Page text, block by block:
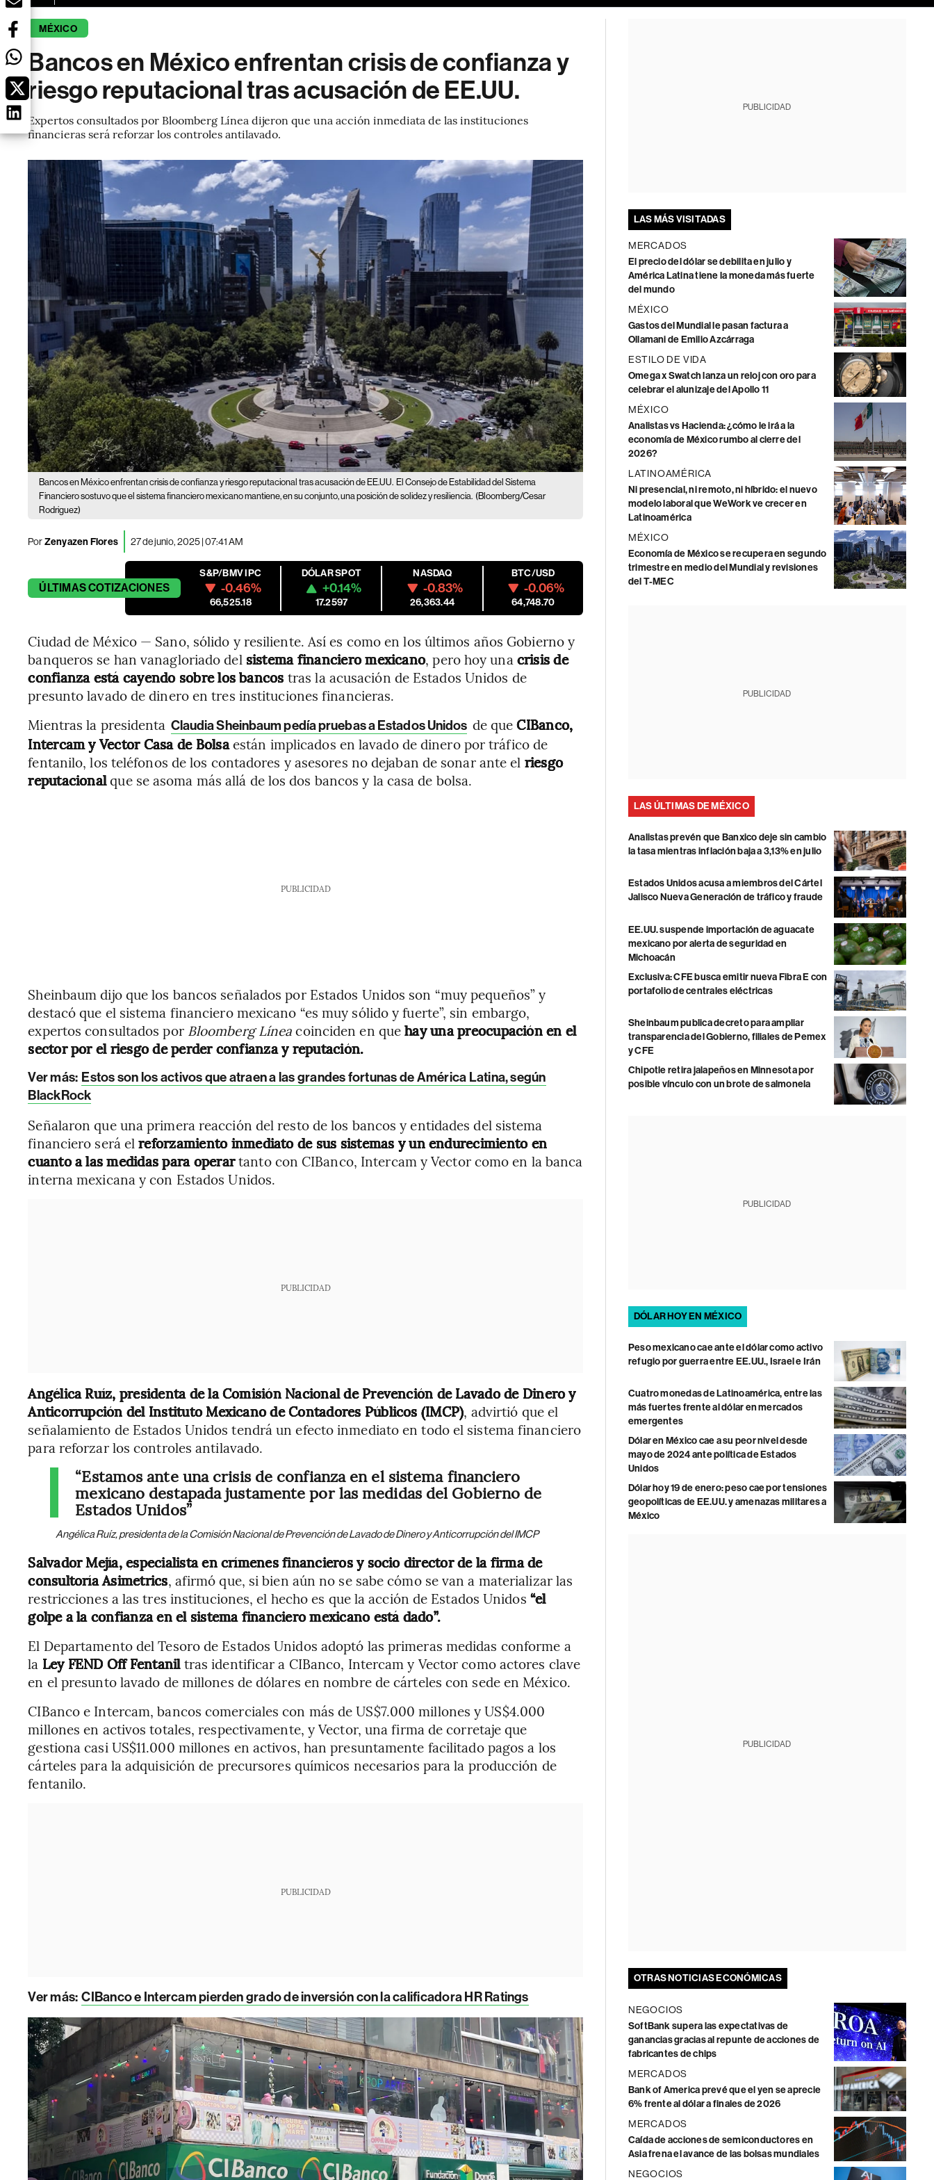
MÉXICO
Bancos en México enfrentan crisis de confianza y
riesgo reputacional tras acusación de EE.UU.
Expertos consultados por Bloomberg Línea dijeron que una acción inmediata de las instituciones
financieras será reforzar los controles antilavado.
Bancos en México enfrentan crisis de confianza y riesgo reputacional tras acusación de EE.UU. El Consejo de Estabilidad del Sistema
Financiero sostuvo que el sistema financiero mexicano mantiene, en su conjunto, una posición de solidez y resiliencia. (Bloomberg/Cesar
Rodriguez)
PorZenyazen Flores 27 de junio, 2025 | 07:41 AM
ÚLTIMASCOTIZACIONES
S&P/BMV IPC
-0.46%
66,525.18
DÓLAR SPOT
+0.14%
17.2597
NASDAQ
-0.83%
26,363.44
BTC/USD
-0.06%
64,748.70
Ciudad de México — Sano, sólido y resiliente. Así es como en los últimos años Gobierno y
banqueros se han vanagloriado del sistema financiero mexicano, pero hoy una crisis de
confianza está cayendo sobre los bancos tras la acusación de Estados Unidos de
presunto lavado de dinero en tres instituciones financieras.
Mientras la presidenta Claudia Sheinbaum pedía pruebas a Estados Unidos de queCIBanco,
Intercam y Vector Casa de Bolsaestán implicados en lavado de dinero por tráfico de
fentanilo, los teléfonos de los contadores y asesores no dejaban de sonar ante el riesgo
reputacionalque se asoma más allá de los dos bancos y la casa de bolsa.
PUBLICIDAD
Sheinbaum dijo que los bancos señalados por Estados Unidos son “muy pequeños” y
destacó que el sistema financiero mexicano “es muy sólido y fuerte”, sin embargo,
expertos consultados por Bloomberg Líneacoinciden en quehay una preocupación en el
sector por el riesgo de perder confianza y reputación.
Ver más: Estos son los activos que atraen a las grandes fortunas de América Latina, según
BlackRock
Señalaron que una primera reacción del resto de los bancos y entidades del sistema
financiero será elreforzamiento inmediato de sus sistemas y un endurecimiento en
cuanto a las medidas para operartanto con CIBanco, Intercam y Vector como en la banca
interna mexicana y con Estados Unidos.
PUBLICIDAD
Angélica Ruíz, presidenta de la Comisión Nacional de Prevención de Lavado de Dinero y
Anticorrupción del Instituto Mexicano de Contadores Públicos (IMCP), advirtió que el
señalamiento de Estados Unidos tendrá un efecto inmediato en todo el sistema financiero
para reforzar los controles antilavado.
“Estamos ante una crisis de confianza en el sistema financiero
mexicano destapada justamente por las medidas del Gobierno de
Estados Unidos”
Angélica Ruíz, presidenta de la Comisión Nacional de Prevención de Lavado de Dinero y Anticorrupción del IMCP
Salvador Mejía, especialista en crímenes financieros y socio director de la firma de
consultoría Asimetrics, afirmó que, si bien aún no se sabe cómo se van a materializar las
restricciones a las tres instituciones, el hecho es que la acción de Estados Unidos “el
golpe a la confianza en el sistema financiero mexicano está dado”.
El Departamento del Tesoro de Estados Unidos adoptó las primeras medidas conforme a
la Ley FEND Off Fentaniltras identificar a CIBanco, Intercam y Vector como actores clave
en el presunto lavado de millones de dólares en nombre de cárteles con sede en México.
CIBanco e Intercam, bancos comerciales con más de US$7.000 millones y US$4.000
millones en activos totales, respectivamente, y Vector, una firma de corretaje que
gestiona casi US$11.000 millones en activos, han presuntamente facilitado pagos a los
cárteles para la adquisición de precursores químicos necesarios para la producción de
fentanilo.
PUBLICIDAD
Ver más: CIBanco e Intercam pierden grado de inversión con la calificadora HR Ratings
PUBLICIDAD
LAS MÁS VISITADAS
MERCADOS
El precio del dólar se debilita en julio y
América Latina tiene la moneda más fuerte
del mundo
MÉXICO
Gastos del Mundial le pasan factura a
Ollamani de Emilio Azcárraga
ESTILO DE VIDA
Omega x Swatch lanza un reloj con oro para
celebrar el alunizaje del Apollo 11
MÉXICO
Analistas vs Hacienda: ¿cómo le irá a la
economía de México rumbo al cierre del
2026?
LATINOAMÉRICA
Ni presencial, ni remoto, ni híbrido: el nuevo
modelo laboral que WeWork ve crecer en
Latinoamérica
MÉXICO
Economía de México se recupera en segundo
trimestre en medio del Mundial y revisiones
del T-MEC
PUBLICIDAD
LAS ÚLTIMAS DE MÉXICO
Analistas prevén que Banxico deje sin cambio
la tasa mientras inflación baja a 3,13% en julio
Estados Unidos acusa a miembros del Cártel
Jalisco Nueva Generación de tráfico y fraude
EE.UU. suspende importación de aguacate
mexicano por alerta de seguridad en
Michoacán
Exclusiva: CFE busca emitir nueva Fibra E con
portafolio de centrales eléctricas
Sheinbaum publica decreto para ampliar
transparencia del Gobierno, filiales de Pemex
y CFE
Chipotle retira jalapeños en Minnesota por
posible vínculo con un brote de salmonela
PUBLICIDAD
DÓLAR HOY EN MÉXICO
Peso mexicano cae ante el dólar como activo
refugio por guerra entre EE.UU., Israel e Irán
Cuatro monedas de Latinoamérica, entre las
más fuertes frente al dólar en mercados
emergentes
Dólar en México cae a su peor nivel desde
mayo de 2024 ante política de Estados
Unidos
Dólar hoy 19 de enero: peso cae por tensiones
geopolíticas de EE.UU. y amenazas militares a
México
PUBLICIDAD
OTRAS NOTICIAS ECONÓMICAS
NEGOCIOS
SoftBank supera las expectativas de
ganancias gracias al repunte de acciones de
fabricantes de chips
MERCADOS
Bank of America prevé que el yen se aprecie
6% frente al dólar a finales de 2026
MERCADOS
Caída de acciones de semiconductores en
Asia frena el avance de las bolsas mundiales
NEGOCIOS